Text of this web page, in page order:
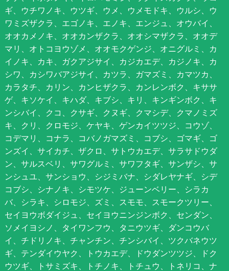
ギ、ウチワノキ、ウツギ、ウメ、ウメモドキ、ウルシ、ウ
ワミズザクラ、エゴノキ、エノキ、エンジュ、オウバイ、
オオカメノキ、オオカンザクラ、オオシマザクラ、オオデ
マリ、オトコヨウゾメ、オオモクゲンジ、オニグルミ、カ
イノキ、カキ、ガクアジサイ、カジカエデ、カジノキ、カ
シワ、カシワバアジサイ、カツラ、ガマズミ、カマツカ、
カラタチ、カリン、カンヒザクラ、カンレンボク、キササ
ゲ、キソケイ、キハダ、キブシ、キリ、キンギンボク、キ
ンシバイ、クコ、クサギ、クヌギ、クマシデ、クマノミズ
キ、クリ、クロモジ、ケヤキ、ゲンカイツツジ、コウゾ、
コデマリ、コナラ、コバノガマズミ、コブシ、ゴマギ、ゴ
ンズイ、サイカチ、ザクロ、サトウカエデ、サラサドウダ
ン、サルスベリ、サワグルミ、サワフタギ、サンザシ、サ
ンシュユ、サンショウ、シジミバナ、シダレヤナギ、シデ
コブシ、シナノキ、シモツケ、ジューンベリー、シラカ
バ、シラキ、シロモジ、ズミ、スモモ、スモークツリー、
セイヨウボダイジュ、セイヨウニンジンボク、センダン、
ソメイヨシノ、タイワンフウ、タニウツギ、ダンコウバ
イ、チドリノキ、チャンチン、チンシバイ、ツクバネウツ
ギ、テンダイウヤク、トウカエデ、ドウダンツツジ、ドク
ウツギ、トサミズキ、トチノキ、トチュウ、トネリコ、ナ